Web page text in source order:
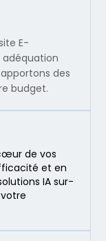
E-
des
budget.
de vos
et en
IA sur-